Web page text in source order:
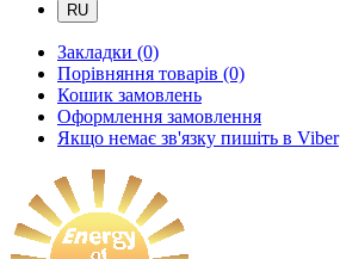
RU
Закладки (0)
Порівняння товарів (0)
Кошик замовлень
Оформлення замовлення
Якщо немає зв'язку пишіть в Viber